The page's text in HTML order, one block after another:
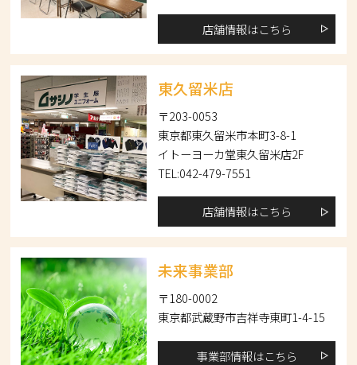
店舗情報はこちら
東久留米店
〒203-0053
東京都東久留米市本町3-8-1
イトーヨーカ堂東久留米店2F
TEL:042-479-7551
店舗情報はこちら
未来事業部
〒180-0002
東京都武蔵野市吉祥寺東町1-4-15
事業部情報はこちら